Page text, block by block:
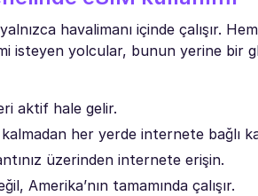
havalimanı içinde çalışır.
isteyen yolcular, bunun yerine bir
aktif hale gelir.
kalmadan her yerde internete bağlı
üzerinden internete erişin.
Amerika’nın tamamında çalışır.